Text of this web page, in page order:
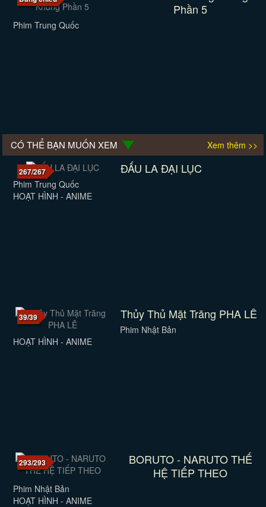
Phần 5
Phim Trung Quốc
CÓ THỂ BẠN MUỐN XEM Xem thêm >>
267/267 ĐẤU LA ĐẠI LỤC
Phim Trung Quốc
HOẠT HÌNH - ANIME
39/39 Thủy Thủ Mặt Trăng PHA LÊ
Phim Nhật Bản
HOẠT HÌNH - ANIME
293/293
BORUTO - NARUTO THẾ
HỆ TIẾP THEO
Phim Nhật Bản
HOẠT HÌNH - ANIME